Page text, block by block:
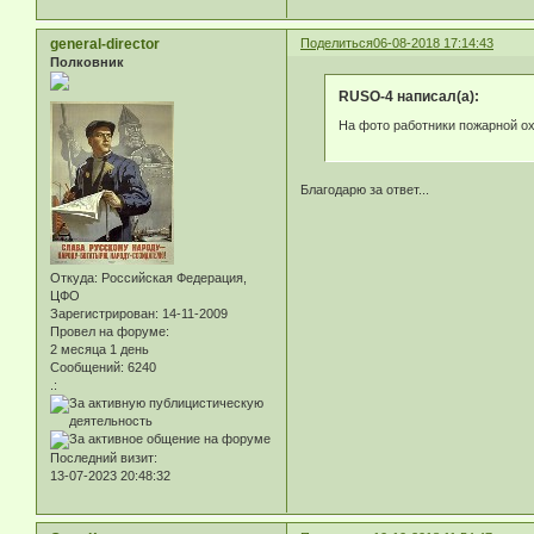
Поделиться06-08-2018 17:14:43
general-director
Полковник
Откуда: Российская Федерация,
ЦФО
Зарегистрирован: 14-11-2009
Провел на форуме:
2 месяца 1 день
Сообщений: 6240
.:
Последний визит:
13-07-2023 20:48:32
RUSO-4 написал(а):
На фото работники пожарной
Благодарю за ответ...